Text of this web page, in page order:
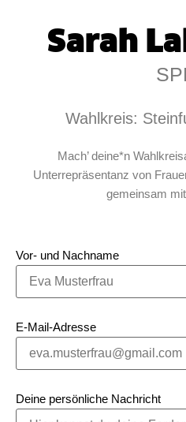
Sarah
Wahlkreis:
Mach’ deine*n
Unterrepräsentanz von
gemeinsam
Vor- und Nachname
E-Mail-Adresse
Deine persönliche Nachricht